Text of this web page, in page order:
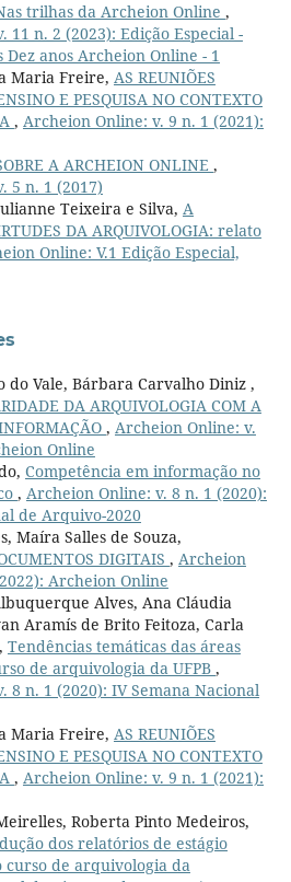
trilhas da Archeion Online ,
11 n. 2 (2023): Edição Especial -
Dez anos Archeion Online - 1
Maria Freire, AS REUNIÕES
E PESQUISA NO CONTEXTO
, Archeion Online: v. 9 n. 1 (2021):
A ARCHEION ONLINE ,
5 n. 1 (2017)
Teixeira e Silva, A
DA ARQUIVOLOGIA: relato
Online: V.1 Edição Especial,
do Vale, Bárbara Carvalho Diniz ,
DA ARQUIVOLOGIA COM A
, Archeion Online: v.
Online
Competência em informação no
, Archeion Online: v. 8 n. 1 (2020):
de Arquivo-2020
Maíra Salles de Souza,
DIGITAIS , Archeion
Archeion Online
Alves, Ana Cláudia
Aramís de Brito Feitoza, Carla
Tendências temáticas das áreas
de arquivologia da UFPB ,
8 n. 1 (2020): IV Semana Nacional
Maria Freire, AS REUNIÕES
E PESQUISA NO CONTEXTO
, Archeion Online: v. 9 n. 1 (2021):
Roberta Pinto Medeiros,
dos relatórios de estágio
curso de arquivologia da